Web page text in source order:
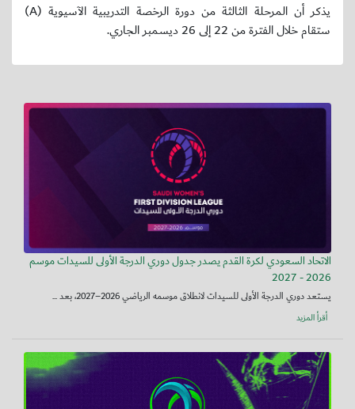
يذكر أن المرحلة الثالثة من دورة الرخصة التدريبية الآسيوية (A)
ستقام خلال الفترة من 22 إلى 26 ديسمبر الجاري.
الاتحاد السعودي لكرة القدم يصدر جدول دوري الدرجة الأولى للسيدات موسم
2026 - 2027
يستعد دوري الدرجة الأولى للسيدات لانطلاق موسمه الرياضي 2026–2027، بعد ...
أقرأ المزيد